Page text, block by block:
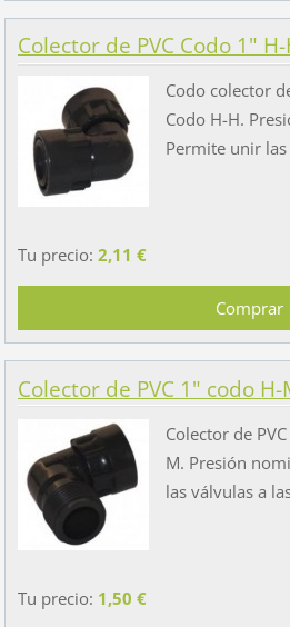
Colector de PVC Codo 1" H-
Codo colector
Codo H-H.
Permite unir
Tu precio: 2,11 €
Colector de PVC 1" codo H-
Colector de
M. Presión
las válvulas a
Tu precio: 1,50 €